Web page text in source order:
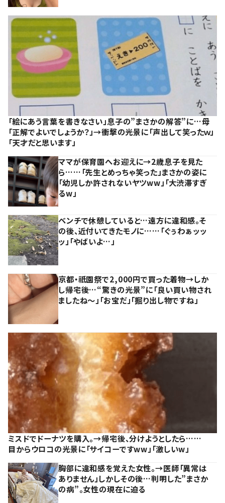
「絵にあう言葉を書きなさい」息子の”まさかの解答”に…母
「正解でよいでしょうか？」→衝撃の光景に「声出して笑ったｗ」
「天才だと思います」
ママが保育園へお迎えに→2歳息子を見た
ら……「先生とめっちゃ笑った」まさかの姿に
「幼児しか許されないヤツww」「大渋滞すぎ
るw」
ベンチで休憩していると…遠方に違和感。そ
の後、近付いてきたモノに……「ぐぅわぁッッ
ッ」「やばいよ…」
京都・祇園祭で2,000円で買った着物→しか
し帰宅後…“驚きの光景”に「良い買い物され
ましたね～」「お宝だ」「掘り出し物ですね」
ミスドでドーナツを購入。→帰宅後、分けようとしたら……
目からウロコの光景に「サイコーですww」「激しいw」
胸部に違和感を覚えた女性。→医師「異常は
ありません」しかしその後…判明した”まさか
の病”。女性の現在に迫る